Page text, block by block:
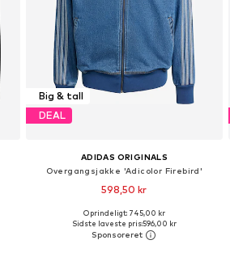
Big & tall
DEAL
ADIDAS ORIGINALS
Overgangsjakke 'Adicolor Firebird'
598,50 kr
Føj til indkøbskurv
Oprindeligt: 745,00 kr
Sidste laveste pris:596,00 kr